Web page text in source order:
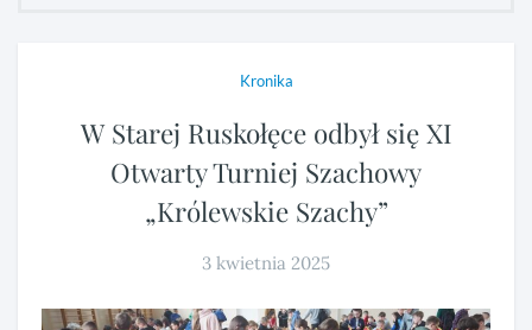
Kronika
W Starej Ruskołęce odbył się XI
Otwarty Turniej Szachowy
„Królewskie Szachy”
3 kwietnia 2025